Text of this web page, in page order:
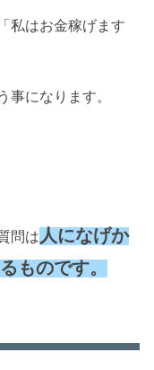
私はお金稼げます
事になります。
問は人になげか
ものです。